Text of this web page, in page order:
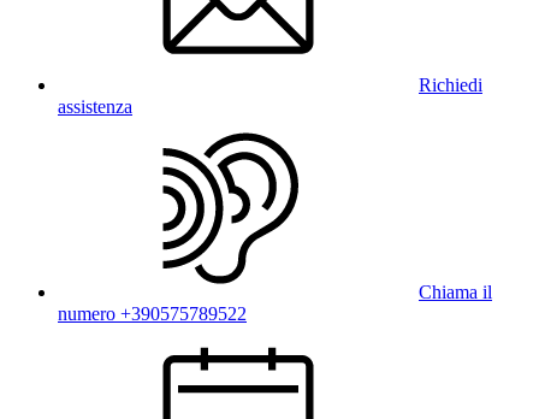
Richiedi
assistenza
Chiama il
numero +390575789522